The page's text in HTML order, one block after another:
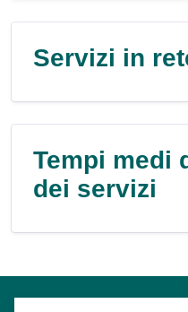
Servizi in
Tempi medi
dei servizi